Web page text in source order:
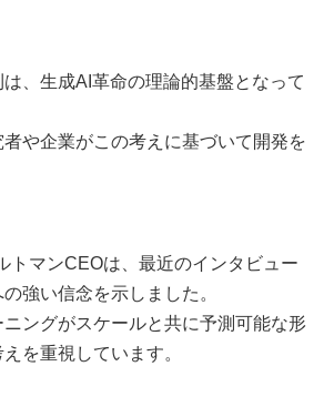
、生成AI革命の理論的基盤となって
や企業がこの考えに基づいて開発を
トマンCEOは、最近のインタビュー
強い信念を示しました。
ングがスケールと共に予測可能な形
を重視しています。